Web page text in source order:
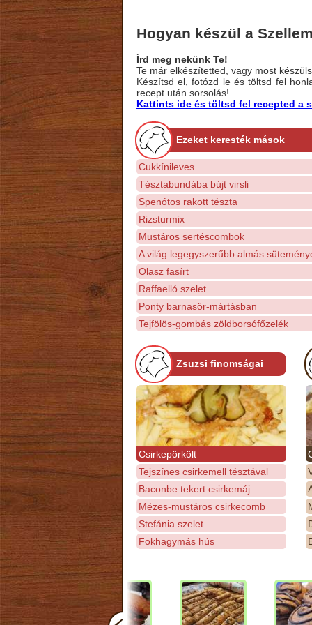
Hogyan készül a
Írd meg nekünk Te!
Te már elkészítetted, vagy most
Készítsd el, fotózd le és töltsd fel
recept után sorsolás!
Kattints ide és töltsd fel recepted a
Ezeket keresték mások
Cukkínileves
Tésztabundába bújt virsli
Spenótos rakott tészta
Rizsturmix
Mustáros sertéscombok
A világ legegyszerűbb almás
Olasz fasírt
Raffaelló szelet
Ponty barnasör-mártásban
Tejfölös-gombás zöldborsófőzelék
Zsuzsi finomságai
Csirkepörkölt
Tejszínes csirkemell tésztával
Baconbe tekert csirkemáj
Mézes-mustáros csirkecomb
Stefánia szelet
Fokhagymás hús